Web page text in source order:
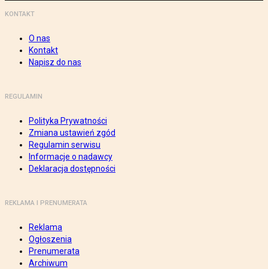
KONTAKT
O nas
Kontakt
Napisz do nas
REGULAMIN
Polityka Prywatności
Zmiana ustawień zgód
Regulamin serwisu
Informacje o nadawcy
Deklaracja dostępności
REKLAMA I PRENUMERATA
Reklama
Ogłoszenia
Prenumerata
Archiwum